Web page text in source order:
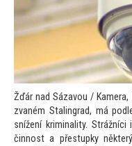
Žďár nad Sázavou /
zvaném Stalingrad, má
snížení kriminality.
činnost a přestupky